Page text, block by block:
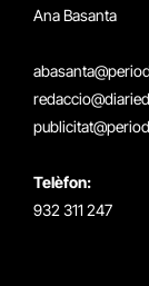
Ana Basanta
Telèfon:
932 311 247